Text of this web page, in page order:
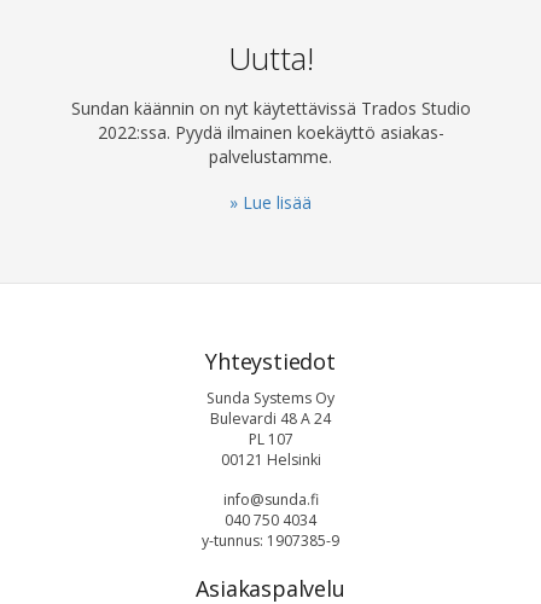
Uutta!
Sundan käännin on nyt käytettävissä Trados Studio
2022:ssa. Pyydä ilmainen koekäyttö asiakas­
palvelustamme.
» Lue lisää
Yhteystiedot
Sunda Systems Oy
Bulevardi 48 A 24
PL 107
00121 Helsinki
info@sunda.fi
040 750 4034
y-tunnus: 1907385-9
Asiakaspalvelu